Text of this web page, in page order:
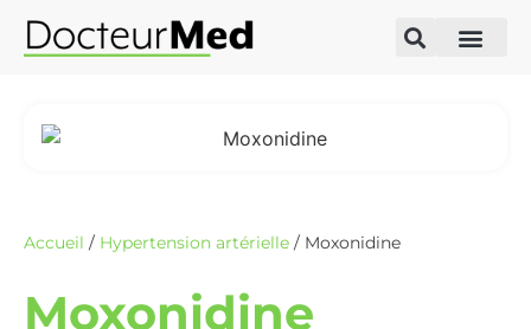
Accueil / Hypertension artérielle / Moxonidine
Moxonidine